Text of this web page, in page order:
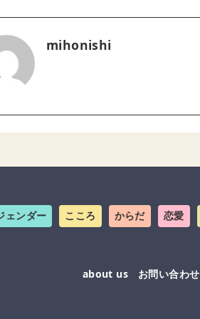
mihonishi
ェンダー こころ からだ 恋愛
about us お問い合わせ